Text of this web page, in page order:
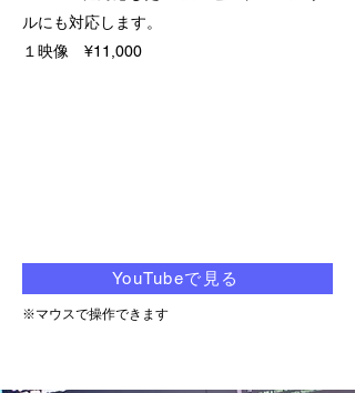
ルにも対応します。
​１映像 ¥11,000
YouTubeで見る
※​マウスで操作できます